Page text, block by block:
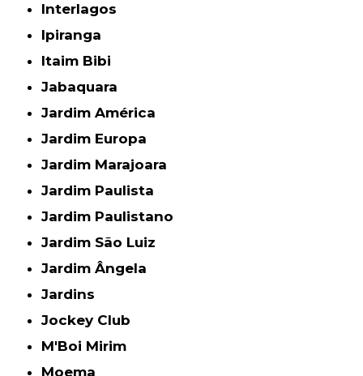
Interlagos
Ipiranga
Itaim Bibi
Jabaquara
Jardim América
Jardim Europa
Jardim Marajoara
Jardim Paulista
Jardim Paulistano
Jardim São Luiz
Jardim Ângela
Jardins
Jockey Club
M'Boi Mirim
Moema